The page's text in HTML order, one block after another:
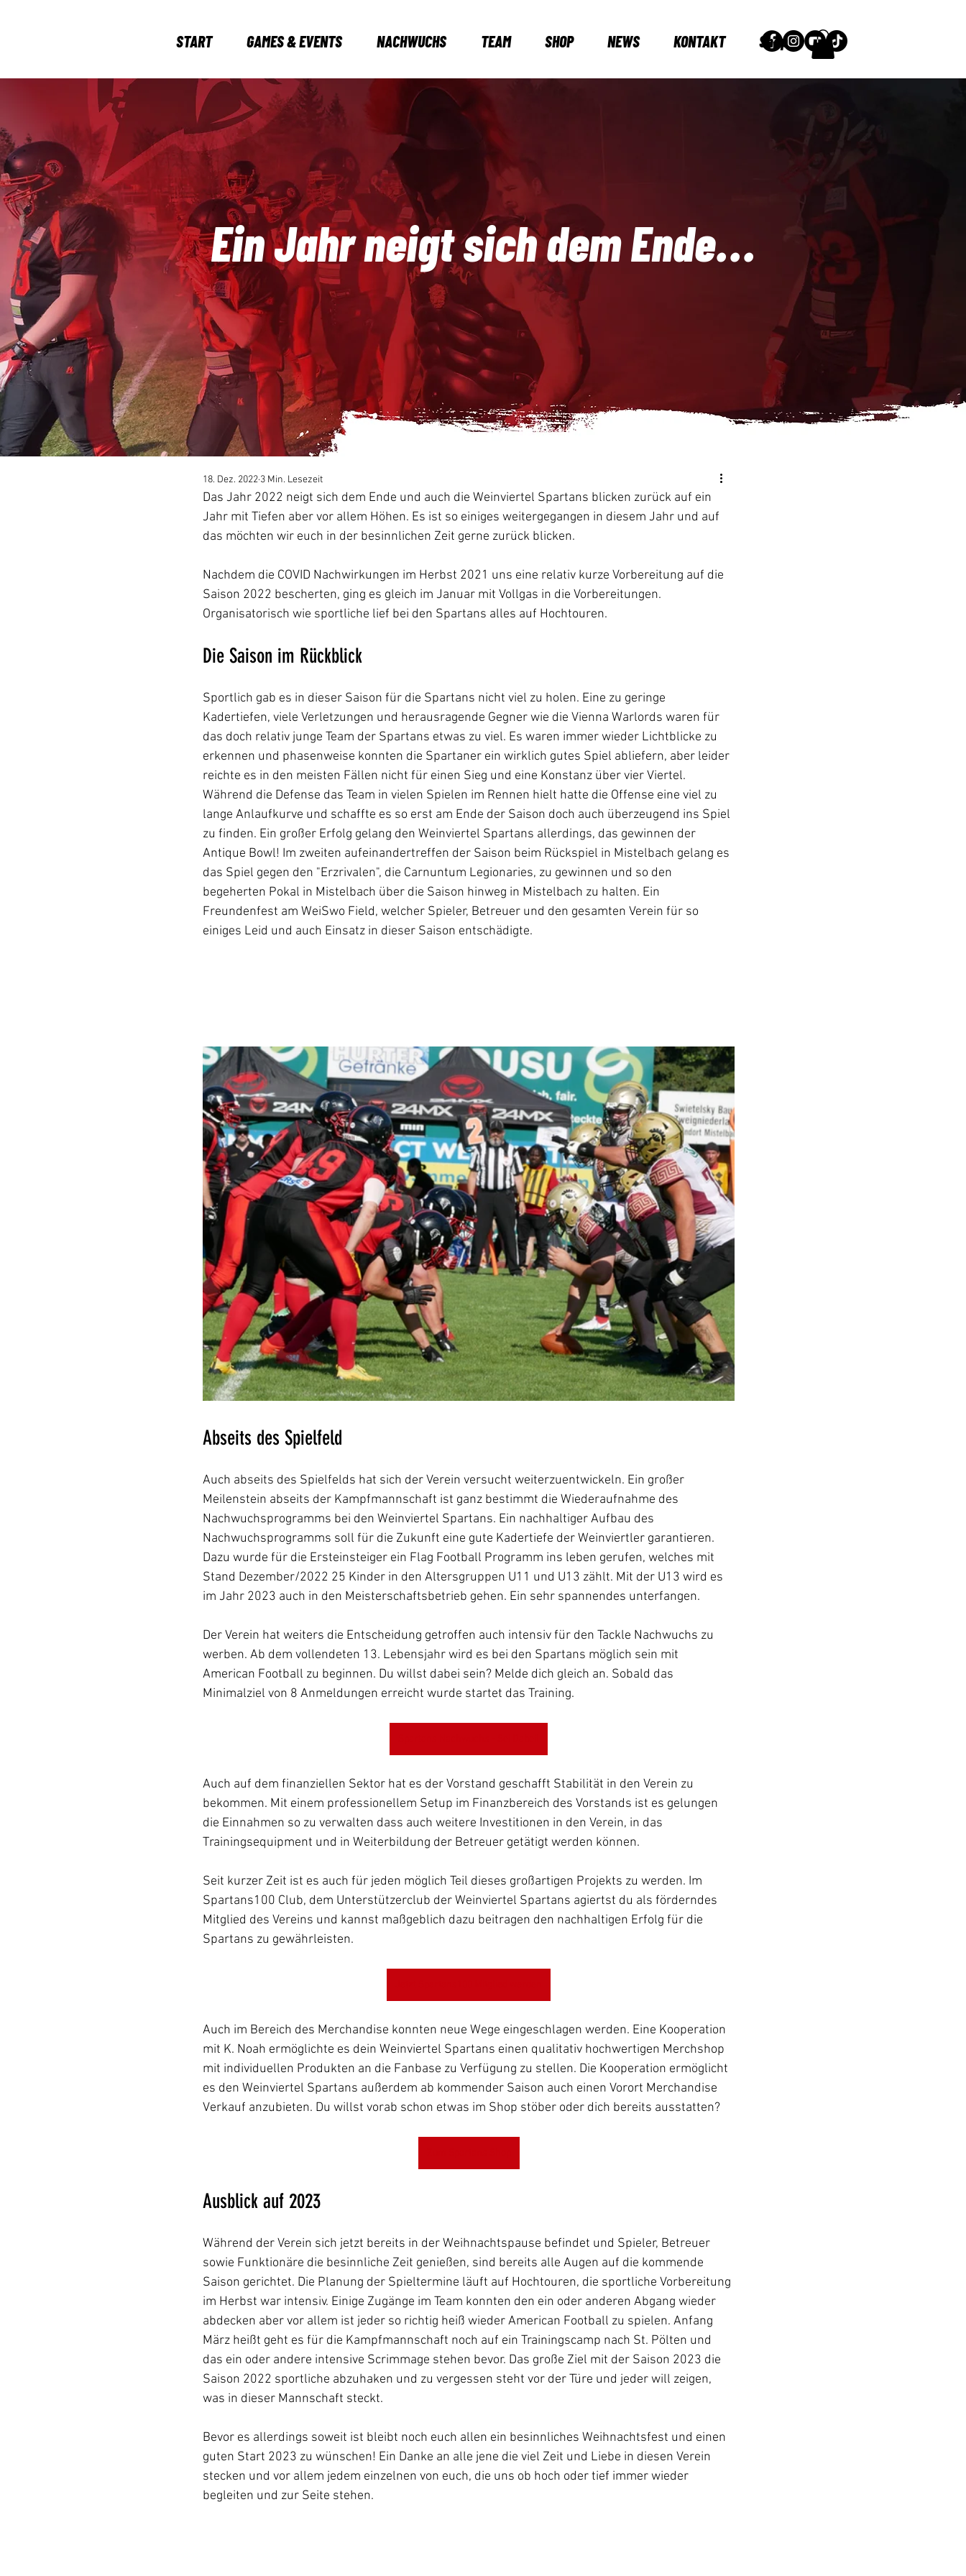
START GAMES & EVENTS NACHWUCHS TEAM SHOP NEWS KONTAKT Shop
Ein Jahr neigt sich dem Ende...
18. Dez. 2022 3 Min. Lesezeit
Das Jahr 2022 neigt sich dem Ende und auch die Weinviertel Spartans blicken zurück auf ein
Jahr mit Tiefen aber vor allem Höhen. Es ist so einiges weitergegangen in diesem Jahr und auf
das möchten wir euch in der besinnlichen Zeit gerne zurück blicken.
Nachdem die COVID Nachwirkungen im Herbst 2021 uns eine relativ kurze Vorbereitung auf die
Saison 2022 bescherten, ging es gleich im Januar mit Vollgas in die Vorbereitungen.
Organisatorisch wie sportliche lief bei den Spartans alles auf Hochtouren.
Die Saison im Rückblick
Sportlich gab es in dieser Saison für die Spartans nicht viel zu holen. Eine zu geringe
Kadertiefen, viele Verletzungen und herausragende Gegner wie die Vienna Warlords waren für
das doch relativ junge Team der Spartans etwas zu viel. Es waren immer wieder Lichtblicke zu
erkennen und phasenweise konnten die Spartaner ein wirklich gutes Spiel abliefern, aber leider
reichte es in den meisten Fällen nicht für einen Sieg und eine Konstanz über vier Viertel.
Während die Defense das Team in vielen Spielen im Rennen hielt hatte die Offense eine viel zu
lange Anlaufkurve und schaffte es so erst am Ende der Saison doch auch überzeugend ins Spiel
zu finden. Ein großer Erfolg gelang den Weinviertel Spartans allerdings, das gewinnen der
Antique Bowl! Im zweiten aufeinandertreffen der Saison beim Rückspiel in Mistelbach gelang es
das Spiel gegen den "Erzrivalen", die Carnuntum Legionaries, zu gewinnen und so den
begeherten Pokal in Mistelbach über die Saison hinweg in Mistelbach zu halten. Ein
Freundenfest am WeiSwo Field, welcher Spieler, Betreuer und den gesamten Verein für so
einiges Leid und auch Einsatz in dieser Saison entschädigte.
Abseits des Spielfeld
Auch abseits des Spielfelds hat sich der Verein versucht weiterzuentwickeln. Ein großer
Meilenstein abseits der Kampfmannschaft ist ganz bestimmt die Wiederaufnahme des
Nachwuchsprogramms bei den Weinviertel Spartans. Ein nachhaltiger Aufbau des
Nachwuchsprogramms soll für die Zukunft eine gute Kadertiefe der Weinviertler garantieren.
Dazu wurde für die Ersteinsteiger ein Flag Football Programm ins leben gerufen, welches mit
Stand Dezember/2022 25 Kinder in den Altersgruppen U11 und U13 zählt. Mit der U13 wird es
im Jahr 2023 auch in den Meisterschaftsbetrieb gehen. Ein sehr spannendes unterfangen.
Der Verein hat weiters die Entscheidung getroffen auch intensiv für den Tackle Nachwuchs zu
werben. Ab dem vollendeten 13. Lebensjahr wird es bei den Spartans möglich sein mit
American Football zu beginnen. Du willst dabei sein? Melde dich gleich an. Sobald das
Minimalziel von 8 Anmeldungen erreicht wurde startet das Training.
Auch auf dem finanziellen Sektor hat es der Vorstand geschafft Stabilität in den Verein zu
bekommen. Mit einem professionellem Setup im Finanzbereich des Vorstands ist es gelungen
die Einnahmen so zu verwalten dass auch weitere Investitionen in den Verein, in das
Trainingsequipment und in Weiterbildung der Betreuer getätigt werden können.
Seit kurzer Zeit ist es auch für jeden möglich Teil dieses großartigen Projekts zu werden. Im
Spartans100 Club, dem Unterstützerclub der Weinviertel Spartans agiertst du als förderndes
Mitglied des Vereins und kannst maßgeblich dazu beitragen den nachhaltigen Erfolg für die
Spartans zu gewährleisten.
Auch im Bereich des Merchandise konnten neue Wege eingeschlagen werden. Eine Kooperation
mit K. Noah ermöglichte es dein Weinviertel Spartans einen qualitativ hochwertigen Merchshop
mit individuellen Produkten an die Fanbase zu Verfügung zu stellen. Die Kooperation ermöglicht
es den Weinviertel Spartans außerdem ab kommender Saison auch einen Vorort Merchandise
Verkauf anzubieten. Du willst vorab schon etwas im Shop stöber oder dich bereits ausstatten?
Ausblick auf 2023
Während der Verein sich jetzt bereits in der Weihnachtspause befindet und Spieler, Betreuer
sowie Funktionäre die besinnliche Zeit genießen, sind bereits alle Augen auf die kommende
Saison gerichtet. Die Planung der Spieltermine läuft auf Hochtouren, die sportliche Vorbereitung
im Herbst war intensiv. Einige Zugänge im Team konnten den ein oder anderen Abgang wieder
abdecken aber vor allem ist jeder so richtig heiß wieder American Football zu spielen. Anfang
März heißt geht es für die Kampfmannschaft noch auf ein Trainingscamp nach St. Pölten und
das ein oder andere intensive Scrimmage stehen bevor. Das große Ziel mit der Saison 2023 die
Saison 2022 sportliche abzuhaken und zu vergessen steht vor der Türe und jeder will zeigen,
was in dieser Mannschaft steckt.
Bevor es allerdings soweit ist bleibt noch euch allen ein besinnliches Weihnachtsfest und einen
guten Start 2023 zu wünschen! Ein Danke an alle jene die viel Zeit und Liebe in diesen Verein
stecken und vor allem jedem einzelnen von euch, die uns ob hoch oder tief immer wieder
begleiten und zur Seite stehen.